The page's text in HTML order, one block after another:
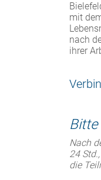
mit
nach
ihrer
Bitte
Nach
24
die